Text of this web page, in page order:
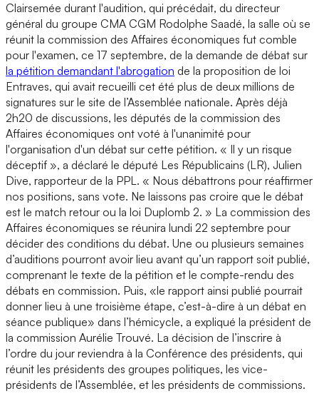
Clairsemée durant l'audition, qui précédait, du directeur
général du groupe CMA CGM Rodolphe Saadé, la salle où se
réunit la commission des Affaires économiques fut comble
pour l'examen, ce 17 septembre, de la demande de débat sur
la pétition demandant l'abrogation de la proposition de loi
Entraves, qui avait recueilli cet été plus de deux millions de
signatures sur le site de l’Assemblée nationale. Après déjà
2h20 de discussions, les députés de la commission des
Affaires économiques ont voté à l'unanimité pour
l'organisation d'un débat sur cette pétition. « Il y un risque
déceptif », a déclaré le député Les Républicains (LR), Julien
Dive, rapporteur de la PPL. « Nous débattrons pour réaffirmer
nos positions, sans vote. Ne laissons pas croire que le débat
est le match retour ou la loi Duplomb 2. » La commission des
Affaires économiques se réunira lundi 22 septembre pour
décider des conditions du débat. Une ou plusieurs semaines
d’auditions pourront avoir lieu avant qu’un rapport soit publié,
comprenant le texte de la pétition et le compte-rendu des
débats en commission. Puis, «le rapport ainsi publié pourrait
donner lieu à une troisième étape, c’est-à-dire à un débat en
séance publique» dans l’hémicycle, a expliqué la président de
la commission Aurélie Trouvé. La décision de l’inscrire à
l’ordre du jour reviendra à la Conférence des présidents, qui
réunit les présidents des groupes politiques, les vice-
présidents de l’Assemblée, et les présidents de commissions.